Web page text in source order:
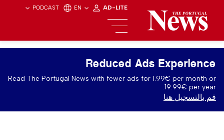
PODCAST EN AD-LITE
Reduced Ads Experience
Read The Portugal News with fewer ads for 1.99€ per month or
19.99€ per year.
قم بالتسجيل هنا